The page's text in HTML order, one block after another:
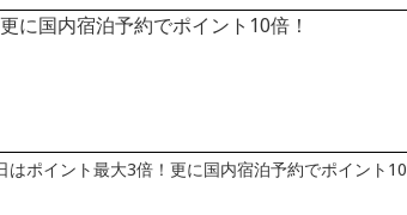
はポイント最大3倍！更に国内宿泊予約でポイント10